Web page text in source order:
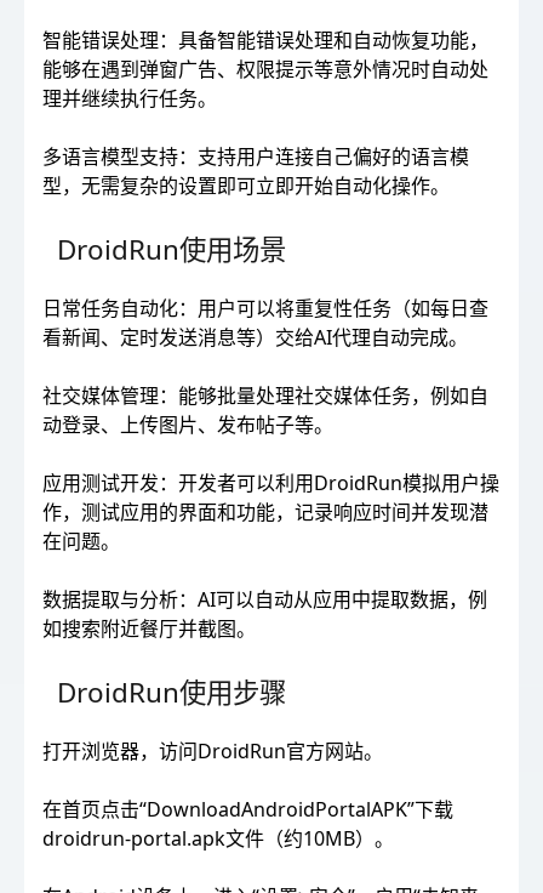
智能错误处理：具备智能错误处理和自动恢复功能，
能够在遇到弹窗广告、权限提示等意外情况时自动处
理并继续执行任务。
多语言模型支持：支持用户连接自己偏好的语言模
型，无需复杂的设置即可立即开始自动化操作。
DroidRun使用场景
日常任务自动化：用户可以将重复性任务（如每日查
看新闻、定时发送消息等）交给AI代理自动完成。
社交媒体管理：能够批量处理社交媒体任务，例如自
动登录、上传图片、发布帖子等。
应用测试开发：开发者可以利用DroidRun模拟用户操
作，测试应用的界面和功能，记录响应时间并发现潜
在问题。
数据提取与分析：AI可以自动从应用中提取数据，例
如搜索附近餐厅并截图。
DroidRun使用步骤
打开浏览器，访问DroidRun官方网站。
在首页点击“DownloadAndroidPortalAPK”下载
droidrun-portal.apk文件（约10MB）。